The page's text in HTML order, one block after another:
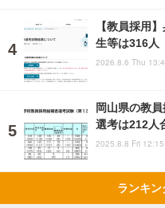
【教員採用
生等は316人
2026.8.6 Thu
岡山県の教
選考は212人
2025.8.8 Fri 12:15
ランキン